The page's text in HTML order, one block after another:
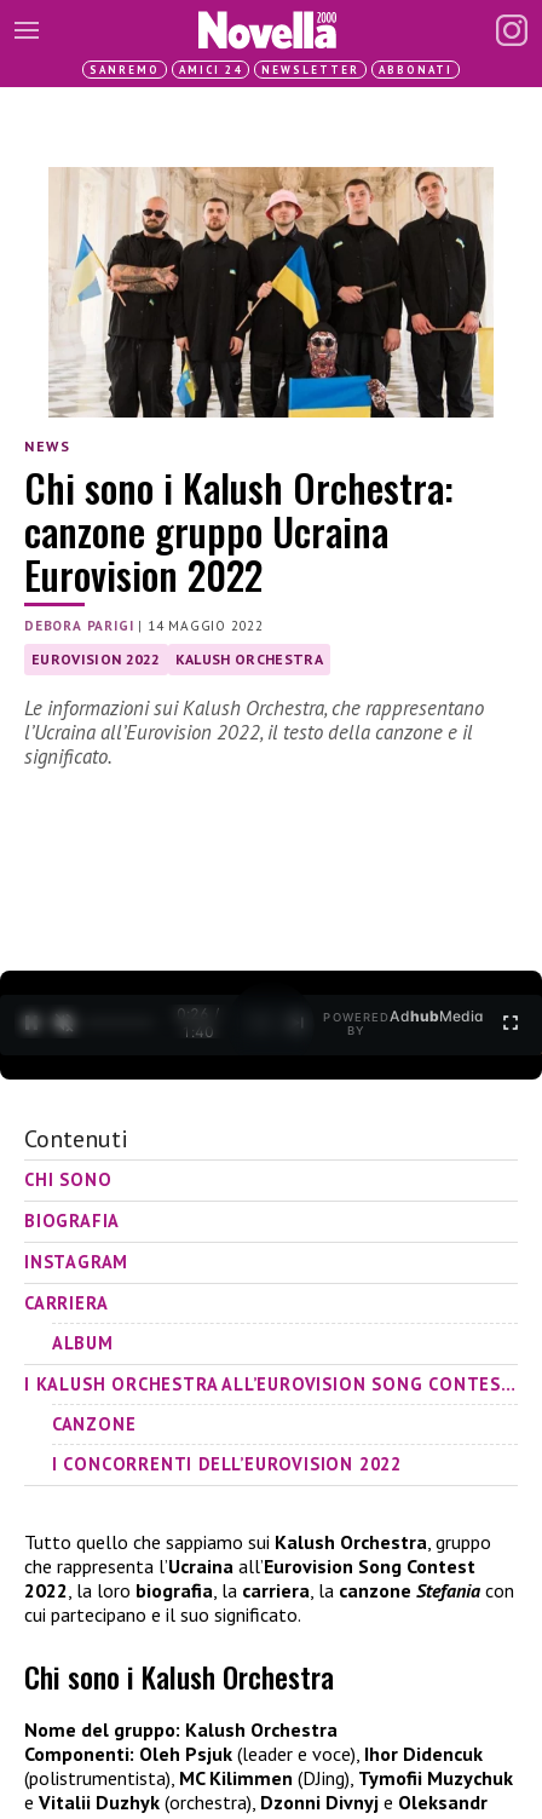
SANREMO AMICI 24 NEWSLETTER ABBONATI
NEWS
Chi sono i Kalush Orchestra:
canzone gruppo Ucraina
Eurovision 2022
DEBORA PARIGI | 14 MAGGIO 2022
EUROVISION 2022 KALUSH ORCHESTRA
Le informazioni sui Kalush Orchestra, che rappresentano
l’Ucraina all’Eurovision 2022, il testo della canzone e il
significato.
0:28 /
1:40
POWERED
BY
AdhubMedia
Contenuti
CHI SONO
BIOGRAFIA
INSTAGRAM
CARRIERA
ALBUM
I KALUSH ORCHESTRA ALL’EUROVISION SONG CONTEST 2022
CANZONE
I CONCORRENTI DELL’EUROVISION 2022
Tutto quello che sappiamo sui Kalush Orchestra, gruppo
che rappresenta l’Ucraina all’Eurovision Song Contest
2022, la loro biografia, la carriera, la canzone Stefania con
cui partecipano e il suo significato.
Chi sono i Kalush Orchestra
Nome del gruppo: Kalush Orchestra
Componenti: Oleh Psjuk (leader e voce), Ihor Didencuk
(polistrumentista), MC Kilimmen (DJing), Tymofii Muzychuk
e Vitalii Duzhyk (orchestra), Dzonni Divnyj e Oleksandr